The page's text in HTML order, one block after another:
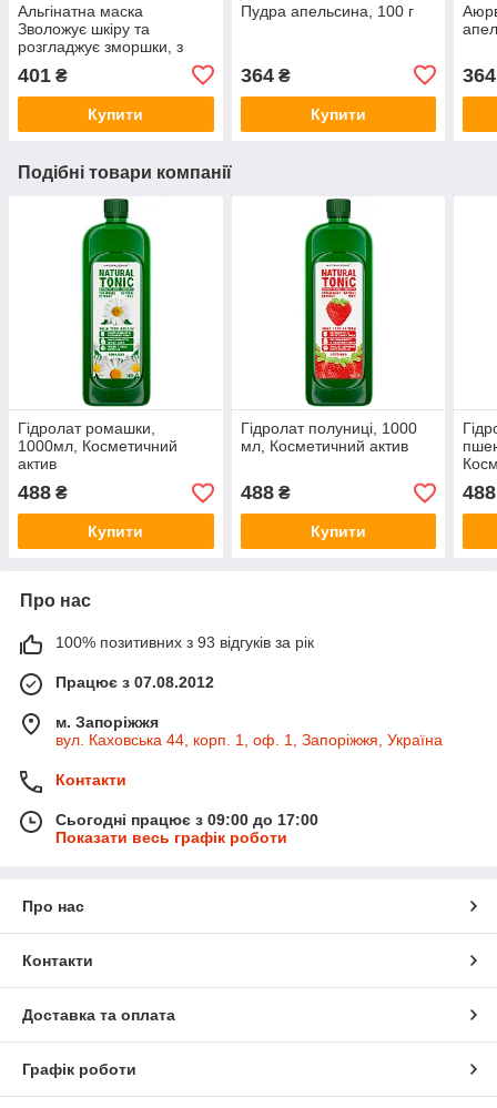
Альгінатна маска
Зволожує шкіру та
розгладжує зморшки, з
401 ₴
Купити
Пудра апельсина, 100 г
364₴
Купити
364
Подібні товари компанії
Гідролат ромашки,
1000мл, Косметичний
актив
488 ₴
Купити
Гідролат полуниці, 1000
мл, Косметичний актив
488₴
Купити
488
Про нас
100% позитивних з 93 відгуків за рік
Працює з 07.08.2012
м. Запоріжжя
вул. Каховська 44, корп. 1, оф. 1, Запоріжжя, Україна
Контакти
Сьогодні працює з 09:00 до 17:00
Показати весь графік роботи
Про нас
Контакти
Доставка та оплата
Графік роботи